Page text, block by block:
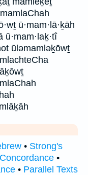
ū·mam·lā·ḵāh
ū·mam·laḵ·tî
ūləmamləḵōwṯ
• Strong's
•
• Parallel Texts